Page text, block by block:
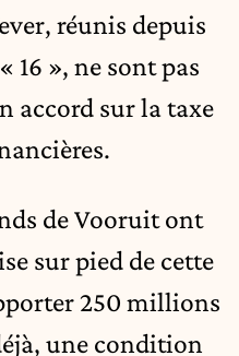
réunis depuis
16 », ne sont pas
accord sur la taxe
de Vooruit ont
sur pied de cette
250 millions
une condition